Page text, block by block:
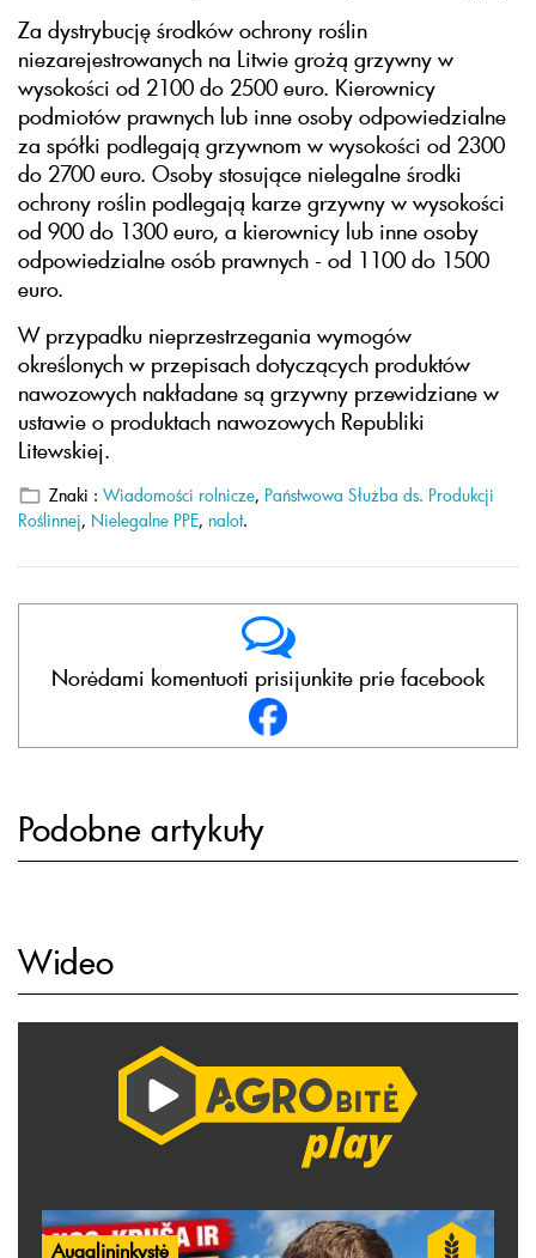
Za dystrybucję środków ochrony roślin
niezarejestrowanych na Litwie grożą grzywny w
wysokości od 2100 do 2500 euro. Kierownicy
podmiotów prawnych lub inne osoby odpowiedzialne
za spółki podlegają grzywnom w wysokości od 2300
do 2700 euro. Osoby stosujące nielegalne środki
ochrony roślin podlegają karze grzywny w wysokości
od 900 do 1300 euro, a kierownicy lub inne osoby
odpowiedzialne osób prawnych - od 1100 do 1500
euro.
W przypadku nieprzestrzegania wymogów
określonych w przepisach dotyczących produktów
nawozowych nakładane są grzywny przewidziane w
ustawie o produktach nawozowych Republiki
Litewskiej.
Znaki : Wiadomości rolnicze, Państwowa Służba ds. Produkcji
Roślinnej, Nielegalne PPE, nalot.
Norėdami komentuoti prisijunkite prie facebook
Podobne artykuły
Wideo
Augalininkystė